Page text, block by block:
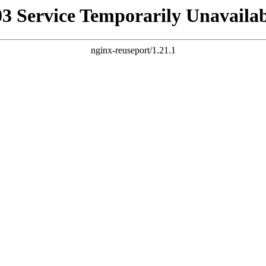
Service Temporarily
nginx-reuseport/1.21.1